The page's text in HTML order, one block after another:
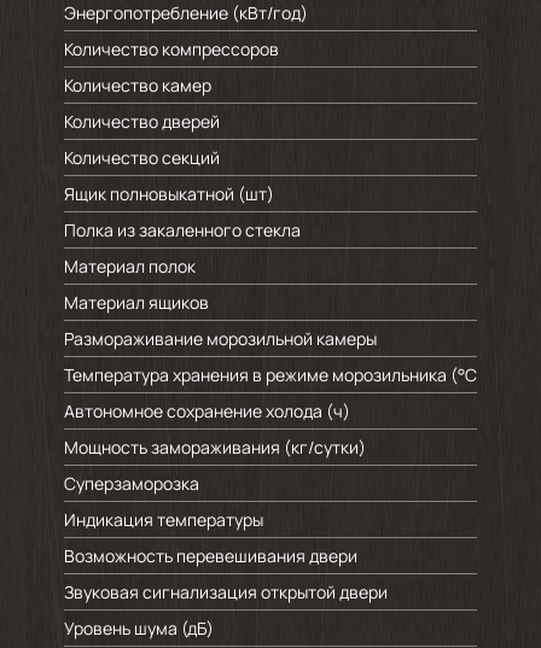
Энергопотребление (кВт/год)
Количество компрессоров
Количество камер
Количество дверей
Количество секций
Ящик полновыкатной (шт)
Полка из закаленного стекла
Материал полок
Материал ящиков
Размораживание морозильной камеры
Температура хранения в режиме морозильника (°C)
Автономное сохранение холода (ч)
Мощность замораживания (кг/cутки)
Суперзаморозка
Индикация температуры
Возможность перевешивания двери
Звуковая сигнализация открытой двери
Уровень шума (дБ)